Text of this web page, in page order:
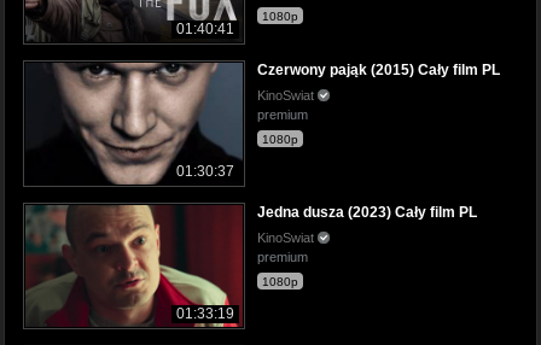
01:40:41
1080p
01:30:37
Czerwony pająk (2015) Cały film PL
KinoSwiat
premium
1080p
01:33:19
Jedna dusza (2023) Cały film PL
KinoSwiat
premium
1080p